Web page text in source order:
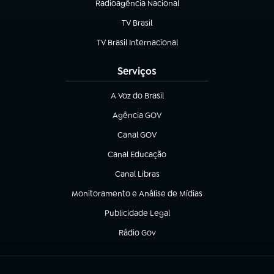
Radioagência Nacional
(abre em nova aba)
TV Brasil
(abre em nova aba)
TV Brasil Internacional
(abre em nova aba)
Serviços
A Voz do Brasil
(abre em nova aba)
Agência GOV
(abre em nova aba)
Canal GOV
(abre em nova aba)
Canal Educação
(abre em nova aba)
Canal Libras
(abre em nova aba)
Monitoramento e Análise de Mídias
(abre em nova aba)
Publicidade Legal
(abre em nova aba)
Rádio Gov
(abre em nova aba)